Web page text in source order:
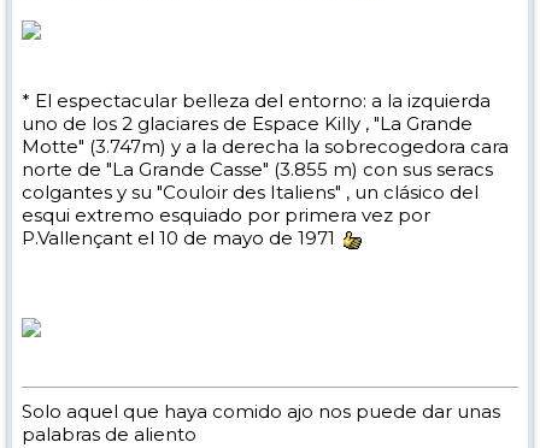
* El espectacular belleza del entorno: a la izquierda
uno de los 2 glaciares de Espace Killy , "La Grande
Motte" (3.747m) y a la derecha la sobrecogedora cara
norte de "La Grande Casse" (3.855 m) con sus seracs
colgantes y su "Couloir des Italiens" , un clásico del
esqui extremo esquiado por primera vez por
P.Vallençant el 10 de mayo de 1971
Solo aquel que haya comido ajo nos puede dar unas
palabras de aliento